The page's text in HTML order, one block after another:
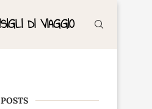
DI VIAGGIO